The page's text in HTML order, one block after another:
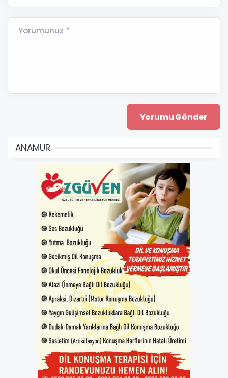
Yorumunuz *
ANAMUR